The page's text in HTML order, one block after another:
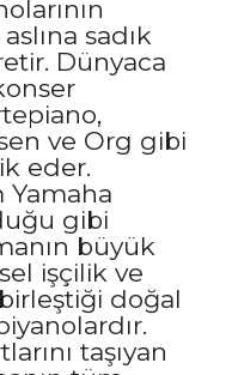
sadık
Dünyaca
ve Org gibi
eder.
Yamaha
gibi
büyük
işçilik ve
doğal
taşıyan